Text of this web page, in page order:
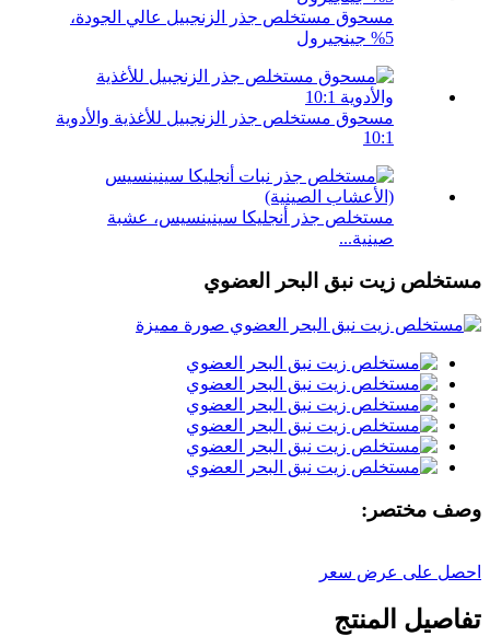
مسحوق مستخلص جذر الزنجبيل عالي الجودة،
5% جينجيرول
مسحوق مستخلص جذر الزنجبيل للأغذية والأدوية
10:1
مستخلص جذر أنجليكا سينينسيس، عشبة
صينية...
مستخلص زيت نبق البحر العضوي
وصف مختصر:
احصل على عرض سعر
تفاصيل المنتج